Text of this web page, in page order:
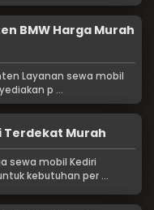
BMW Harga Murah
Layanan sewa mobil
p ...
Terdekat Murah
sewa mobil Kediri
kebutuhan per ...